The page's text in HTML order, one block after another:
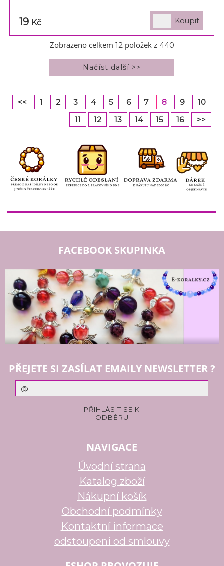
19 Kč
Zobrazeno celkem 12položek z 440
<< 1 2 3 4 5 6 7 8 9
10
11
12 13 14 15 16 >>
FACEBOOK SKUPINKA
PŘEJETE SI ZASÍLAT EMAILY NEWSLETTER ?
NAVIGACE
Úvodní strana
Katalog zboží
Nákupní košík
Obchodní podmínky
Kontaktní informace
odstoupeni od smlouvy